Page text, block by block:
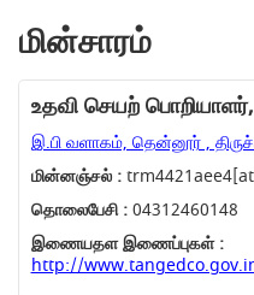
மின்சாரம்
உதவி செயற்
இ.பி வளாகம், தென்னூர் ,
மின்னஞ்சல் :
தொலைபேசி :04312460148
இணையதள இணைப்புகள் :
http://